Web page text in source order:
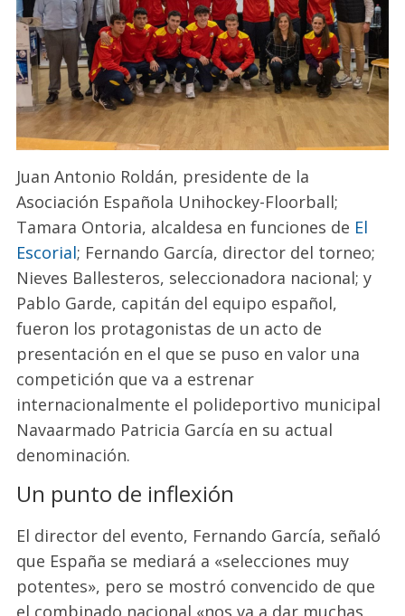
Juan Antonio Roldán, presidente de la
Asociación Española Unihockey-Floorball;
Tamara Ontoria, alcaldesa en funciones de El
Escorial; Fernando García, director del torneo;
Nieves Ballesteros, seleccionadora nacional; y
Pablo Garde, capitán del equipo español,
fueron los protagonistas de un acto de
presentación en el que se puso en valor una
competición que va a estrenar
internacionalmente el polideportivo municipal
Navaarmado Patricia García en su actual
denominación.
Un punto de inflexión
El director del evento, Fernando García, señaló
que España se mediará a «selecciones muy
potentes», pero se mostró convencido de que
el combinado nacional «nos va a dar muchas